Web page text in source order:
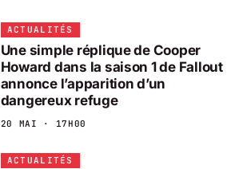
ACTUALITÉS
Une simple réplique de Cooper
Howard dans la saison 1 de Fallout
annonce l’apparition d’un
dangereux refuge
20 MAI · 17H00
ACTUALITÉS